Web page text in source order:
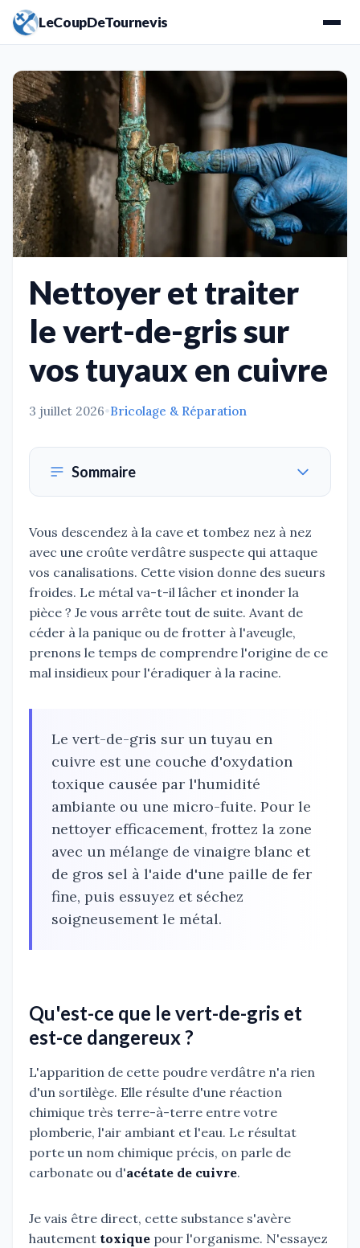
LeCoupDeTournevis
Nettoyer et traiter
le vert-de-gris sur
vos tuyaux en cuivre
3 juillet 2026•Bricolage & Réparation
Sommaire
Vous descendez à la cave et tombez nez à nez
avec une croûte verdâtre suspecte qui attaque
vos canalisations. Cette vision donne des sueurs
froides. Le métal va-t-il lâcher et inonder la
pièce ? Je vous arrête tout de suite. Avant de
céder à la panique ou de frotter à l'aveugle,
prenons le temps de comprendre l'origine de ce
mal insidieux pour l'éradiquer à la racine.
Le vert-de-gris sur un tuyau en
cuivre est une couche d'oxydation
toxique causée par l'humidité
ambiante ou une micro-fuite. Pour le
nettoyer efficacement, frottez la zone
avec un mélange de vinaigre blanc et
de gros sel à l'aide d'une paille de fer
fine, puis essuyez et séchez
soigneusement le métal.
Qu'est-ce que le vert-de-gris et
est-ce dangereux ?
L'apparition de cette poudre verdâtre n'a rien
d'un sortilège. Elle résulte d'une réaction
chimique très terre-à-terre entre votre
plomberie, l'air ambiant et l'eau. Le résultat
porte un nom chimique précis, on parle de
carbonate ou d'acétate de cuivre.
Je vais être direct, cette substance s'avère
hautement toxique pour l'organisme. N'essayez